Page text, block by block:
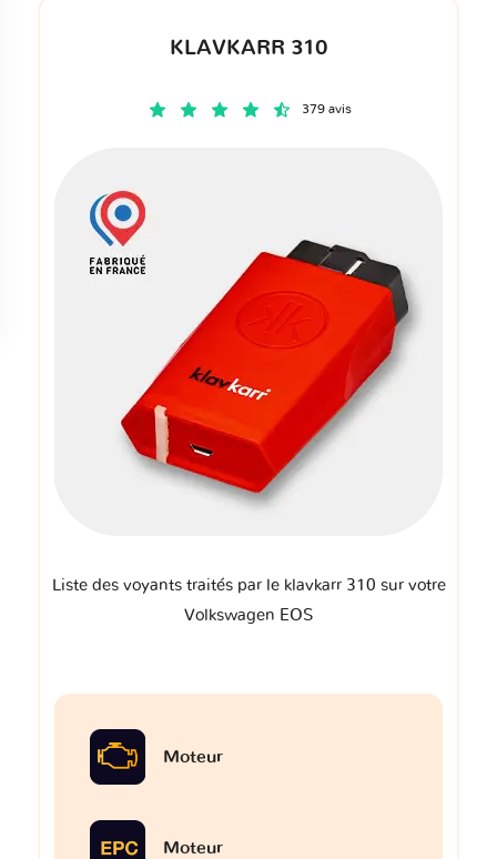
KLAVKARR 310
379 avis
Liste des voyants traités par le klavkarr 310 sur votre
Volkswagen EOS
Moteur
Moteur